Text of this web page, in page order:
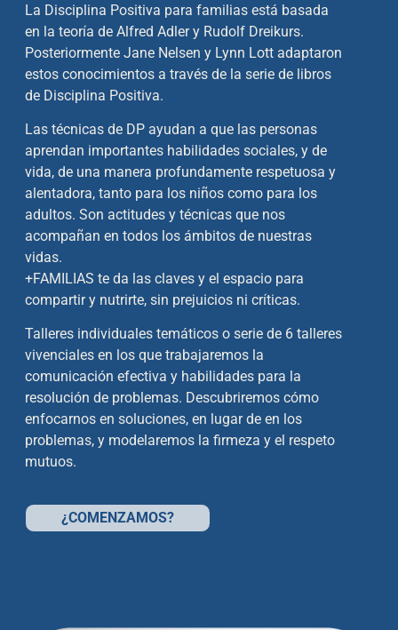
La Disciplina Positiva para familias está basada
en la teoría de Alfred Adler y Rudolf Dreikurs.
PosteriormenteJane Nelsen y Lynn Lott adaptaron
estos conocimientos a través de la serie de libros
de Disciplina Positiva.
Las técnicas de DP ayudan a que las personas
aprendan importantes habilidades sociales, y de
vida, de una manera profundamente respetuosa y
alentadora, tanto para los niños como para los
adultos. Son actitudes ytécnicas que nos
acompañan en todos los ámbitos de nuestras
vidas.
+FAMILIAS te da las claves y el espacio para
compartir y nutrirte, sin prejuicios ni críticas.
Talleres individuales temáticos o serie de 6 talleres
vivenciales en los que trabajaremos la
comunicaciónefectiva y habilidades para la
resolución de problemas. Descubriremos cómo
enfocarnos en soluciones, en lugar de en los
problemas, y modelaremos la firmeza y el respeto
mutuos.
¿COMENZAMOS?